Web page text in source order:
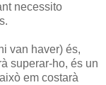
necessito
van haver) és,
superar-ho, és un
em costarà